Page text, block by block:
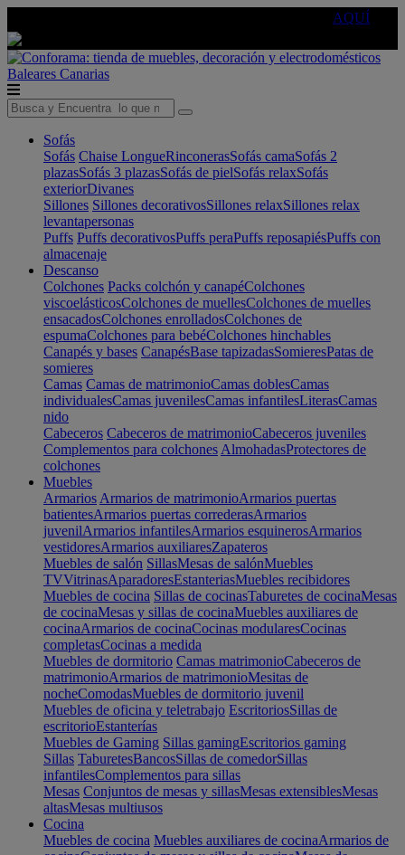
AQUÍ
Baleares Canarias
Sofás
Sofás Chaise LongueRinconerasSofás camaSofás 2
plazasSofás 3 plazasSofás de pielSofás relaxSofás
exteriorDivanes
Sillones Sillones decorativosSillones relaxSillones relax
levantapersonas
Puffs Puffs decorativosPuffs peraPuffs reposapiésPuffs con
almacenaje
Descanso
Colchones Packs colchón y canapéColchones
viscoelásticosColchones de muellesColchones de muelles
ensacadosColchones enrolladosColchones de
espumaColchones para bebéColchones hinchables
Canapés y bases CanapésBase tapizadasSomieresPatas de
somieres
Camas Camas de matrimonioCamas doblesCamas
individualesCamas juvenilesCamas infantilesLiterasCamas
nido
Cabeceros Cabeceros de matrimonioCabeceros juveniles
Complementos para colchones AlmohadasProtectores de
colchones
Muebles
Armarios Armarios de matrimonioArmarios puertas
batientesArmarios puertas correderasArmarios
juvenilArmarios infantilesArmarios esquinerosArmarios
vestidoresArmarios auxiliaresZapateros
Muebles de salón SillasMesas de salónMuebles
TVVitrinasAparadoresEstanteriasMuebles recibidores
Muebles de cocina Sillas de cocinasTaburetes de cocinaMesas
de cocinaMesas y sillas de cocinaMuebles auxiliares de
cocinaArmarios de cocinaCocinas modularesCocinas
completasCocinas a medida
Muebles de dormitorio Camas matrimonioCabeceros de
matrimonioArmarios de matrimonioMesitas de
nocheComodasMuebles de dormitorio juvenil
Muebles de oficina y teletrabajo EscritoriosSillas de
escritorioEstanterías
Muebles de Gaming Sillas gamingEscritorios gaming
Sillas TaburetesBancosSillas de comedorSillas
infantilesComplementos para sillas
Mesas Conjuntos de mesas y sillasMesas extensiblesMesas
altasMesas multiusos
Cocina
Muebles de cocina Muebles auxiliares de cocinaArmarios de